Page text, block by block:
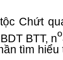
Chứt
BTT, no
tìm